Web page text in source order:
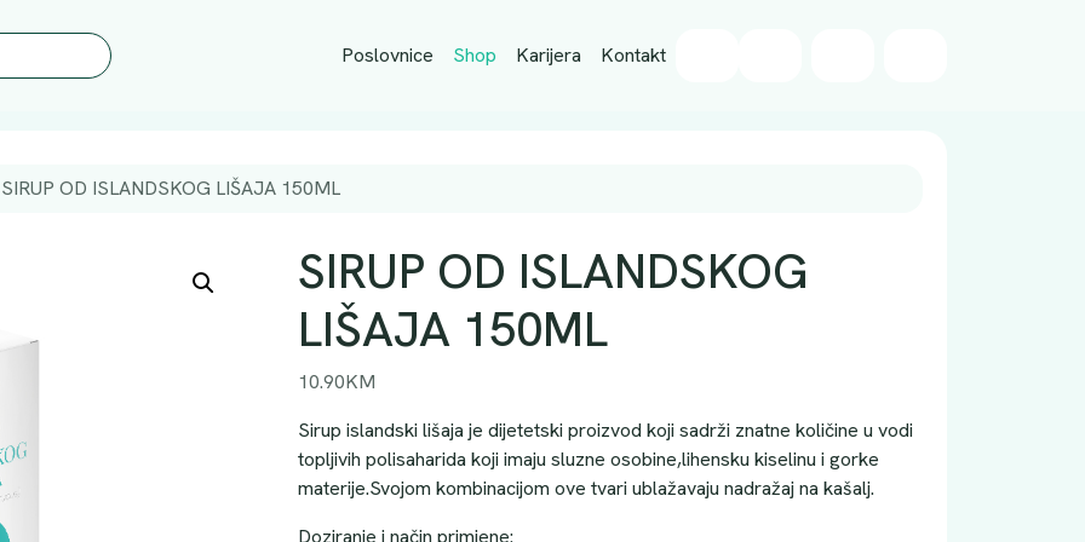
Poslovnice Shop Karijera Kontakt
SIRUP OD ISLANDSKOG LIŠAJA 150ML
SIRUP OD ISLANDSKOG
LIŠAJA 150ML
10.90KM
Sirup islandski lišaja je dijetetski proizvod koji sadrži znatne količine u vodi
topljivih polisaharida koji imaju sluzne osobine,lihensku kiselinu i gorke
materije.Svojom kombinacijom ove tvari ublažavaju nadražaj na kašalj.
Doziranje i način primjene: